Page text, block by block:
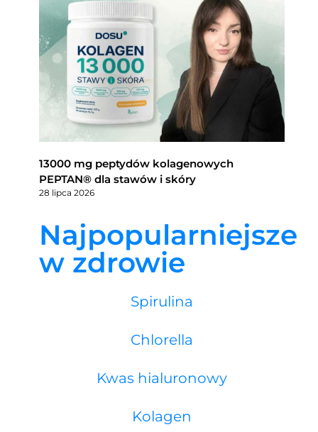
13000 mg peptydów kolagenowych
PEPTAN® dla stawów i skóry
28 lipca 2026
Najpopularniejsze
w zdrowie
Spirulina
Chlorella
Kwas hialuronowy
Kolagen